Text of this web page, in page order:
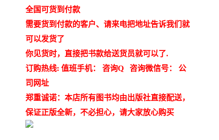
全国可货到付款
需要货到付款的客户、请来电把地址告诉我们就
可以发货了
你见货时，直接把书款给送货员就可以了.
订购热线: 值班手机： 咨询Q 咨询微信号： 公
司网址
郑重诚诺：本店所有图书均由出版社直接配送，
保证正版全新，不必担心，请大家放心购买
锅炉及压力容器规范国际
性规范ASME
湖北省建设工程预算定额
甘肃省建设工程预算定额 山西省建设工程预算定额
内蒙古建设工程预算定额
陕西建设工程消耗量定额 新疆建设工程预算定额